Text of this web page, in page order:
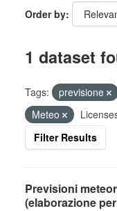
Order by
1 dataset
Tags: previsione
Meteo
Filter Results
Previsioni
(elaborazione